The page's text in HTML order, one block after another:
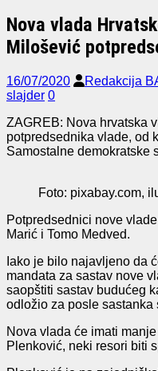
Nova vlada
Milošević
16/07/2020 Redakcija
slajder 0
ZAGREB: Nova hrvatska
potpredsednika vlade, od
Samostalne demokratske
Foto: pixabay.com,
Potpredsednici nove
Marić i Tomo Medved.
Iako je bilo najavljeno da
mandata za sastav nove
saopštiti sastav budućeg
odložio za posle sastanka
Nova vlada će imati
Plenković, neki resori biti